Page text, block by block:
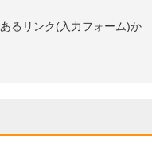
るリンク(入力フォーム)か